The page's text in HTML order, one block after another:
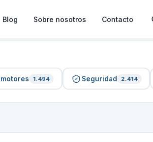
Blog Sobre nosotros Contacto
1.494 Seguridad 2.414